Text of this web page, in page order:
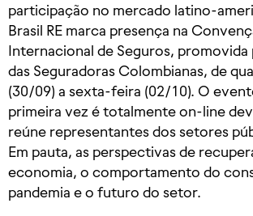
participação no mercado latino-
Brasil RE marca presença na
Internacional de Seguros, promovida
das Seguradoras Colombianas, de
(30/09) a sexta-feira (02/10). O
primeira vez é totalmente on-line
reúne representantes dos setores
Em pauta, as perspectivas de
economia, o comportamento do
pandemia e o futuro do setor.